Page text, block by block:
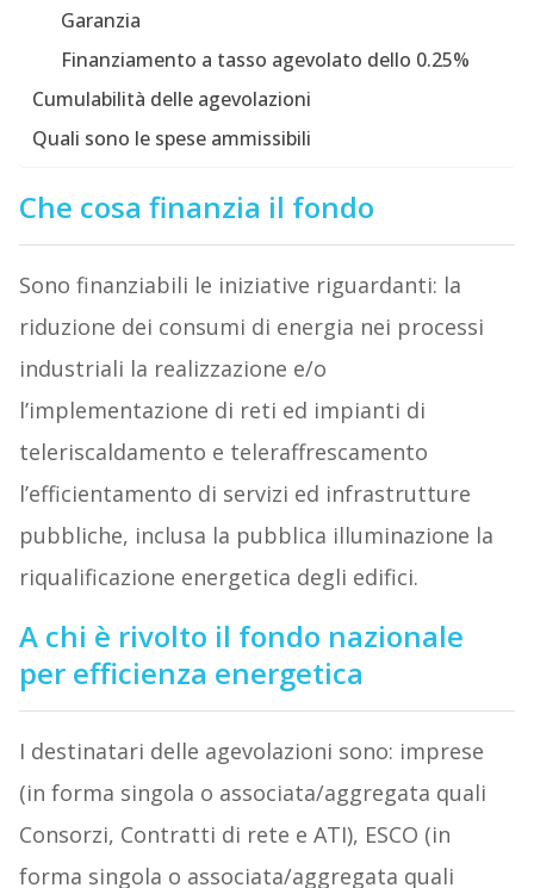
Garanzia
Finanziamento a tasso agevolato dello 0.25%
Cumulabilità delle agevolazioni
Quali sono le spese ammissibili
Che cosa finanzia il fondo
Sono finanziabili le iniziative riguardanti: la
riduzione dei consumi di energia nei processi
industriali la realizzazione e/o
l’implementazione di reti ed impianti di
teleriscaldamento e teleraffrescamento
l’efficientamento di servizi ed infrastrutture
pubbliche, inclusa la pubblica illuminazione la
riqualificazione energetica degli edifici.
A chi è rivolto il fondo nazionale
per efficienza energetica
I destinatari delle agevolazioni sono: imprese
(in forma singola o associata/aggregata quali
Consorzi, Contratti di rete e ATI), ESCO (in
forma singola o associata/aggregata quali